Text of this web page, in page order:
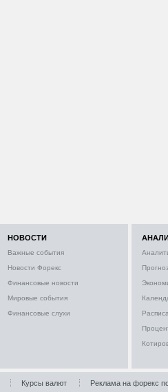
НОВОСТИ
Важные события
Новости Форекс
Финансовые новости
Мировые события
Финансовые слухи
Курсы валют Реклама на форекс